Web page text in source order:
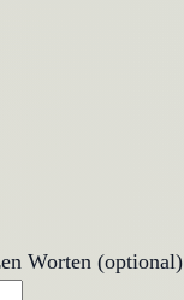
Worten (optional)